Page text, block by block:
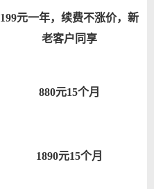
199元一年，续费不涨价，新
老客户同享
880元15个月
1890元15个月